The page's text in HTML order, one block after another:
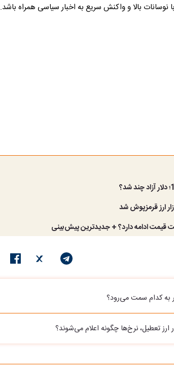
نوسانات بالا و واکنش سریع به اخبار سیاسی همراه باشد.